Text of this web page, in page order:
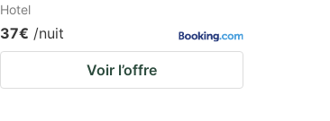
Hotel
37€ /nuit
Voir l’offre